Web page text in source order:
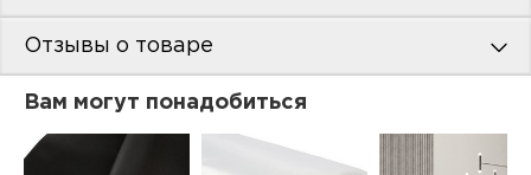
Отзывы о товаре
Вам могут понадобиться